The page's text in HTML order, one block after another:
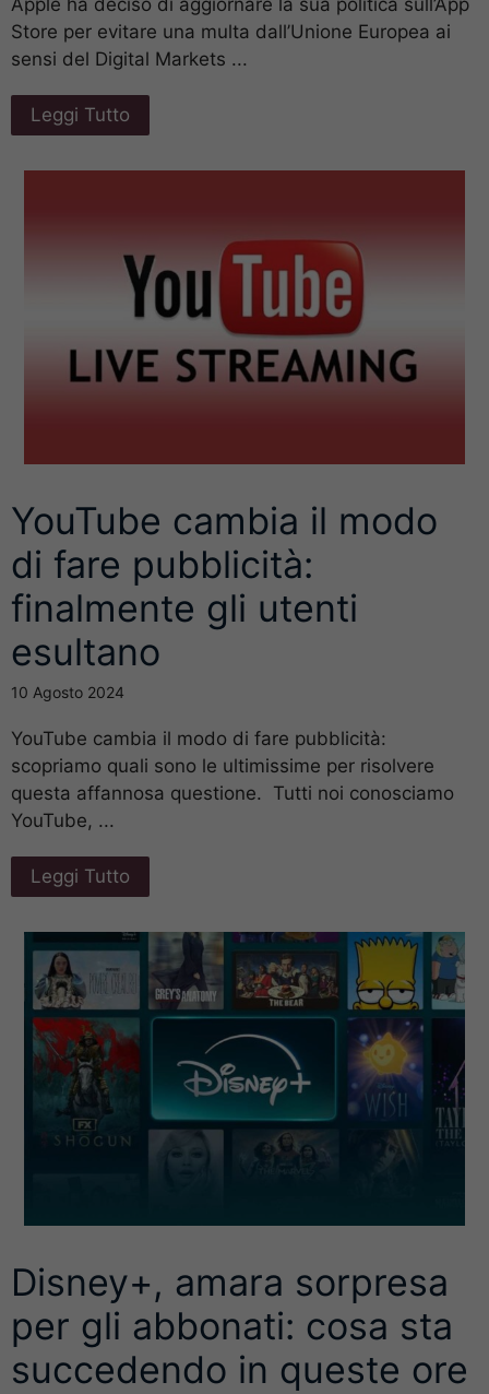
Store per evitare una multa dall’Unione Europea ai
sensi del Digital Markets ...
Leggi Tutto
YouTube cambia il modo
di fare pubblicità:
finalmente gli utenti
esultano
10 Agosto 2024
YouTube cambia il modo di fare pubblicità:
scopriamo quali sono le ultimissime per risolvere
questa affannosa questione. Tutti noi conosciamo
YouTube, ...
Leggi Tutto
Disney+, amara sorpresa
per gli abbonati: cosa sta
succedendo in queste ore